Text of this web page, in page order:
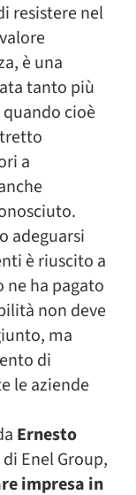
resistere nel
è una
tanto più
cioè
a
adeguarsi
è riuscito a
ne ha pagato
non deve
ma
di
le aziende
Ernesto
Enel Group,
impresa in